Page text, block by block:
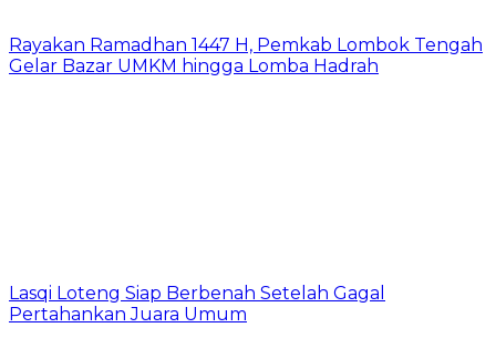
Rayakan Ramadhan 1447 H, Pemkab Lombok Tengah
Gelar Bazar UMKM hingga Lomba Hadrah
Lasqi Loteng Siap Berbenah Setelah Gagal
Pertahankan Juara Umum